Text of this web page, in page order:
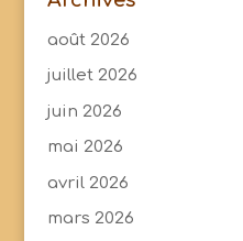
août 2026
juillet 2026
juin 2026
mai 2026
avril 2026
mars 2026